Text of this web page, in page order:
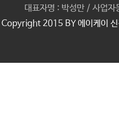
대표자명 : 박성만 / 사업
Copyright 2015 BY 에이케이